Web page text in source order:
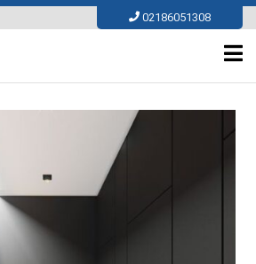
Skip
to
content
02186051308